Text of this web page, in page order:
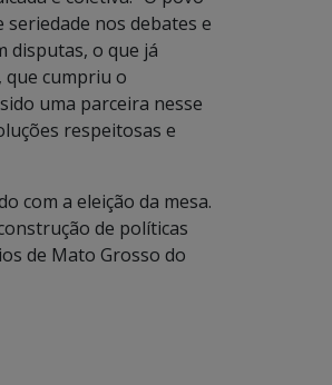
nos debates e
disputas, o que já
que cumpriu o
uma parceira nesse
respeitosas e
com a eleição da mesa.
de políticas
de Mato Grosso do